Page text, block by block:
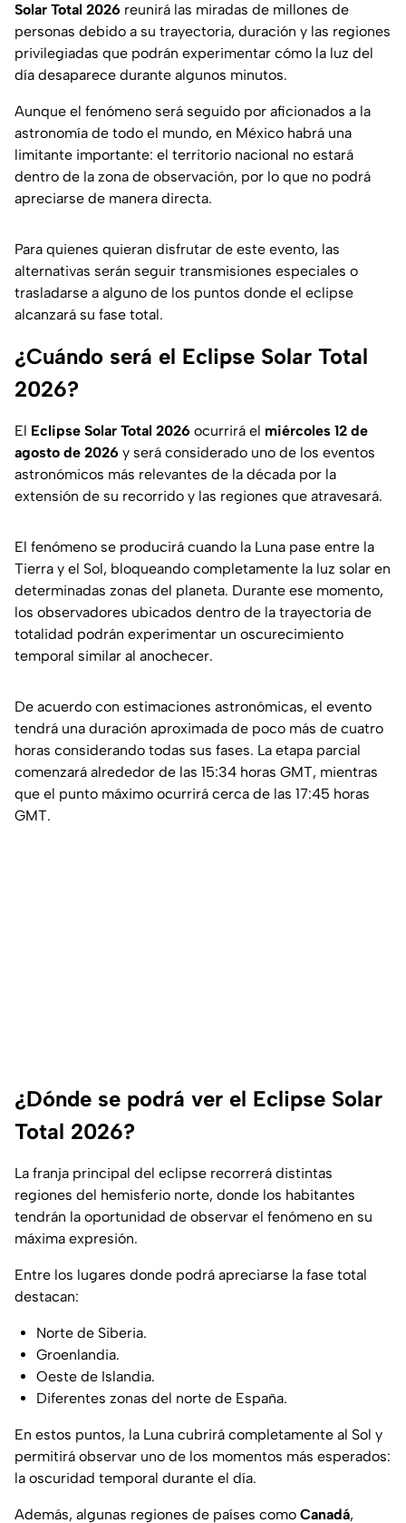
Solar Total 2026 reunirá las miradas de millones de
personas debido a su trayectoria, duración y las regiones
privilegiadas que podrán experimentar cómo la luz del
día desaparece durante algunos minutos.
Aunque el fenómeno será seguido por aficionados a la
astronomía de todo el mundo, en México habrá una
limitante importante: el territorio nacional no estará
dentro de la zona de observación, por lo que no podrá
apreciarse de manera directa.
Para quienes quieran disfrutar de este evento, las
alternativas serán seguir transmisiones especiales o
trasladarse a alguno de los puntos donde el eclipse
alcanzará su fase total.
¿Cuándo será el Eclipse Solar Total
2026?
El Eclipse Solar Total 2026 ocurrirá el miércoles 12 de
agosto de 2026 y será considerado uno de los eventos
astronómicos más relevantes de la década por la
extensión de su recorrido y las regiones que atravesará.
El fenómeno se producirá cuando la Luna pase entre la
Tierra y el Sol, bloqueando completamente la luz solar en
determinadas zonas del planeta. Durante ese momento,
los observadores ubicados dentro de la trayectoria de
totalidad podrán experimentar un oscurecimiento
temporal similar al anochecer.
De acuerdo con estimaciones astronómicas, el evento
tendrá una duración aproximada de poco más de cuatro
horas considerando todas sus fases. La etapa parcial
comenzará alrededor de las 15:34 horas GMT, mientras
que el punto máximo ocurrirá cerca de las 17:45 horas
GMT.
¿Dónde se podrá ver el Eclipse Solar
Total 2026?
La franja principal del eclipse recorrerá distintas
regiones del hemisferio norte, donde los habitantes
tendrán la oportunidad de observar el fenómeno en su
máxima expresión.
Entre los lugares donde podrá apreciarse la fase total
destacan:
Norte de Siberia.
Groenlandia.
Oeste de Islandia.
Diferentes zonas del norte de España.
En estos puntos, la Luna cubrirá completamente al Sol y
permitirá observar uno de los momentos más esperados:
la oscuridad temporal durante el día.
Además, algunas regiones de países como Canadá,